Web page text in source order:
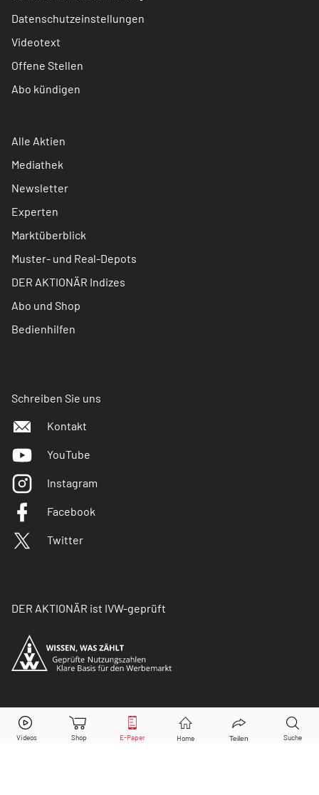
Datenschutzeinstellungen
Videotext
Offene Stellen
Abo kündigen
Alle Aktien
Mediathek
Newsletter
Experten
Marktüberblick
Muster- und Real-Depots
DER AKTIONÄR Indizes
Abo und Shop
Bedienhilfen
Schreiben Sie uns
Kontakt
YouTube
Instagram
Facebook
Twitter
DER AKTIONÄR ist IVW-geprüft
© Copyright 2026 Börsenmedien AG. Alle Rechte